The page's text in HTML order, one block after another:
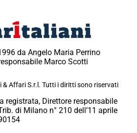
da Angelo Maria Perrino
Marco Scotti
Affari S.r.l. Tutti i diritti sono riservati
registrata, Direttore responsabile
di Milano n° 210 dell’11 aprile